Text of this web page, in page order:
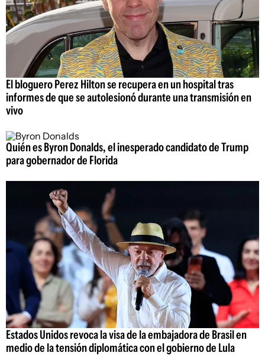
El bloguero Perez Hilton se recupera en un hospital tras
informes de que se autolesionó durante una transmisión en
vivo
Quién es Byron Donalds, el inesperado candidato de Trump
para gobernador de Florida
Estados Unidos revoca la visa de la embajadora de Brasil en
medio de la tensión diplomática con el gobierno de Lula